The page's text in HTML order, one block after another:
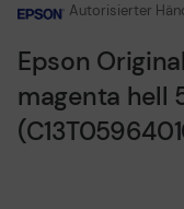
Epson
magenta hell
Autorisierter